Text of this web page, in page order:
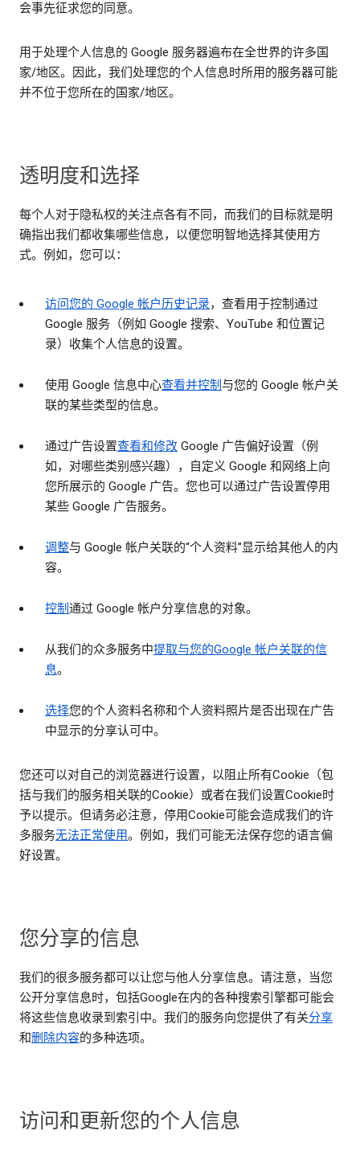
会事先征求您的同意。
用于处理个人信息的 Google 服务器遍布在全世界的许多国
家/地区。因此，我们处理您的个人信息时所用的服务器可能
并不位于您所在的国家/地区。
透明度和选择
每个人对于隐私权的关注点各有不同，而我们的目标就是明
确指出我们都收集哪些信息，以便您明智地选择其使用方
式。例如，您可以：
访问您的 Google 帐户历史记录，查看用于控制通过
Google 服务（例如 Google 搜索、YouTube 和位置记
录）收集个人信息的设置。
使用 Google 信息中心查看并控制与您的 Google 帐户关
联的某些类型的信息。
通过广告设置查看和修改 Google 广告偏好设置（例
如，对哪些类别感兴趣），自定义 Google 和网络上向
您所展示的 Google 广告。您也可以通过广告设置停用
某些 Google 广告服务。
调整与 Google 帐户关联的“个人资料”显示给其他人的内
容。
控制通过 Google 帐户分享信息的对象。
从我们的众多服务中提取与您的Google 帐户关联的信
息。
选择您的个人资料名称和个人资料照片是否出现在广告
中显示的分享认可中。
您还可以对自己的浏览器进行设置，以阻止所有Cookie（包
括与我们的服务相关联的Cookie）或者在我们设置Cookie时
予以提示。但请务必注意，停用Cookie可能会造成我们的许
多服务无法正常使用。例如，我们可能无法保存您的语言偏
好设置。
您分享的信息
我们的很多服务都可以让您与他人分享信息。请注意，当您
公开分享信息时，包括Google在内的各种搜索引擎都可能会
将这些信息收录到索引中。我们的服务向您提供了有关分享
和删除内容的多种选项。
访问和更新您的个人信息